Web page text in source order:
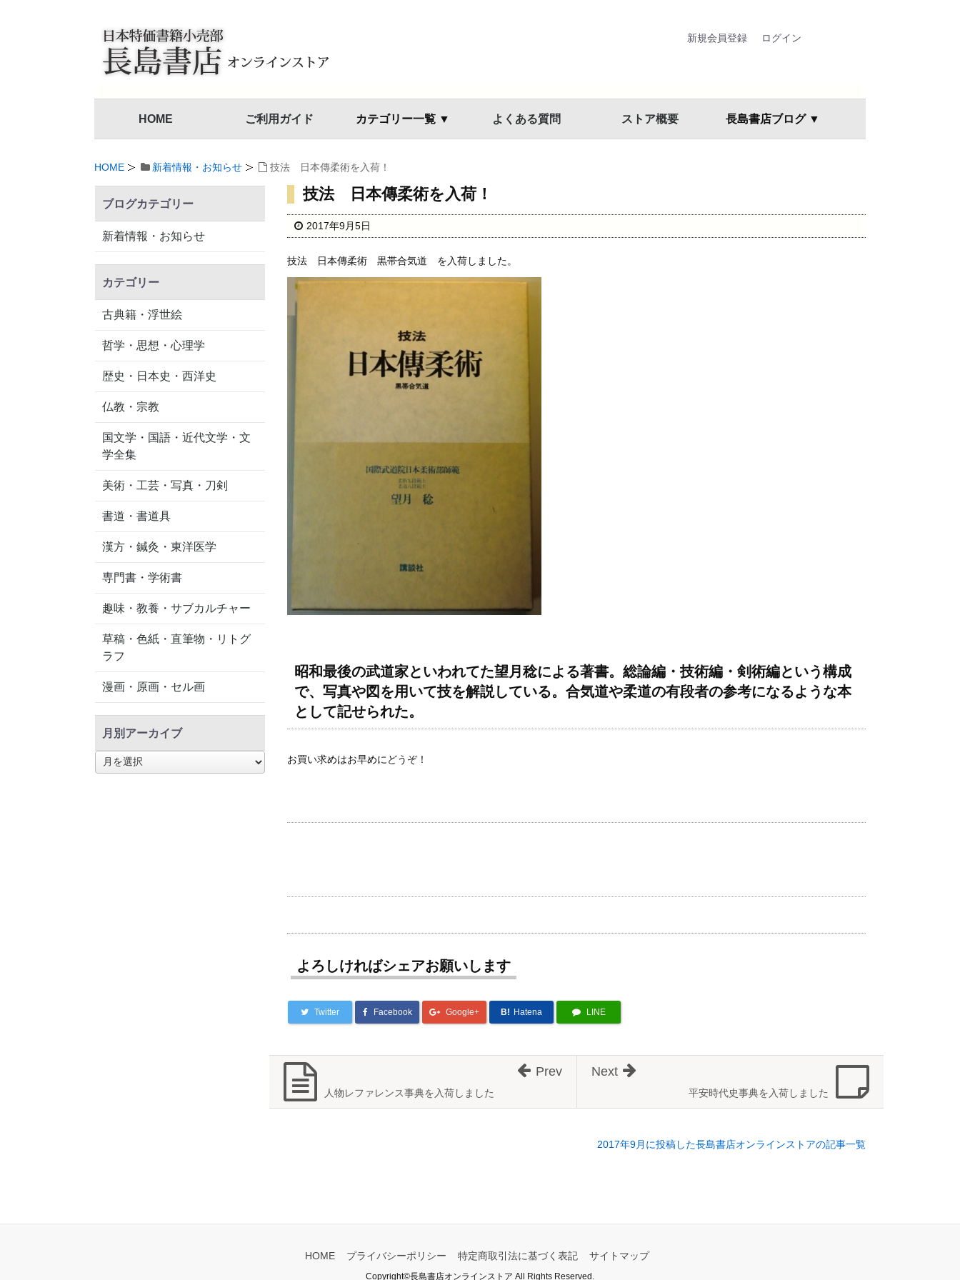
新規会員登録 ログイン
HOME ご利用ガイド カテゴリー一覧 ▼ よくある質問 ストア概要 長島書店ブログ ▼
HOME 新着情報・お知らせ 技法 日本傳柔術を入荷！
技法 日本傳柔術を入荷！
2017年9月5日
技法 日本傳柔術 黒帯合気道 を入荷しました。
昭和最後の武道家といわれてた望月稔による著書。総論編・技術編・剣術編という構成
で、写真や図を用いて技を解説している。合気道や柔道の有段者の参考になるような本
として記せられた。
お買い求めはお早めにどうぞ！
よろしければシェアお願いします
Twitter Facebook Google+ B! Hatena LINE
平安時代史事典を入荷しました
Next
人物レファレンス事典を入荷しました
Prev
2017年9月に投稿した長島書店オンラインストアの記事一覧
ブログカテゴリー
新着情報・お知らせ
カテゴリー
古典籍・浮世絵
哲学・思想・心理学
歴史・日本史・西洋史
仏教・宗教
国文学・国語・近代文学・文
学全集
美術・工芸・写真・刀剣
書道・書道具
漢方・鍼灸・東洋医学
専門書・学術書
趣味・教養・サブカルチャー
草稿・色紙・直筆物・リトグ
ラフ
漫画・原画・セル画
月別アーカイブ
別
HOME プライバシーポリシー 特定商取引法に基づく表記 サイトマップ
Copyright©長島書店オンラインストア All Rights Reserved.